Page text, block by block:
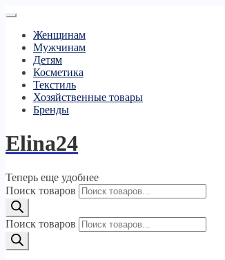
Женщинам
Мужчинам
Детям
Косметика
Текстиль
Хозяйственные товары
Бренды
Elina24
Теперь еще удобнее
Поиск товаров
Поиск товаров